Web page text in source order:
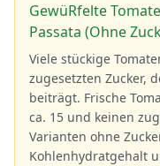
GewüRfelte
Passata (Ohne
Viele stückige
zugesetzten Zucker,
beiträgt. Frische
ca. 15 und keinen
Varianten ohne
Kohlenhydratgehalt